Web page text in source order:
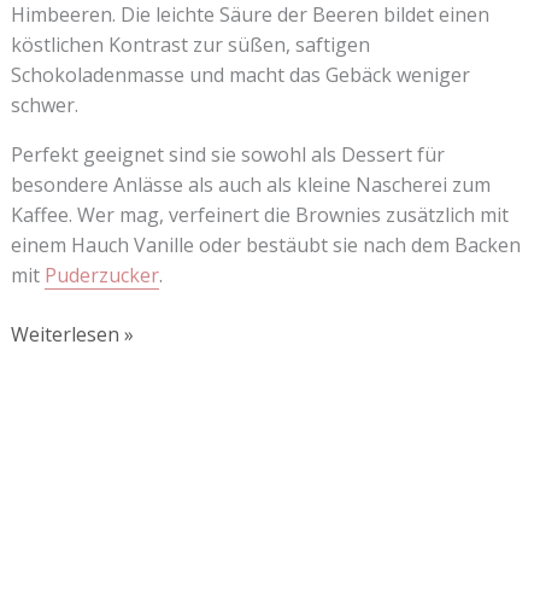
Himbeeren. Die leichte Säure der Beeren bildet einen
köstlichen Kontrast zur süßen, saftigen
Schokoladenmasse und macht das Gebäck weniger
schwer.
Perfekt geeignet sind sie sowohl als Dessert für
besondere Anlässe als auch als kleine Nascherei zum
Kaffee. Wer mag, verfeinert die Brownies zusätzlich mit
einem Hauch Vanille oder bestäubt sie nach dem Backen
mit Puderzucker.
Weiterlesen »